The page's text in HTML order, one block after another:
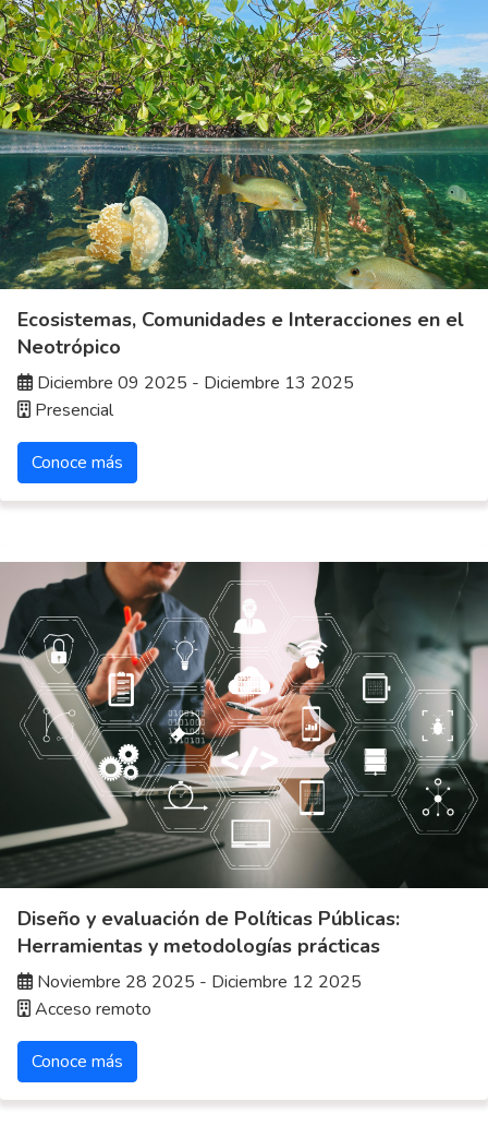
Ecosistemas, Comunidades e Interacciones en el
Neotrópico
Diciembre 09 2025 - Diciembre 13 2025
Presencial
Conoce más
Diseño y evaluación de Políticas Públicas:
Herramientas y metodologías prácticas
Noviembre 28 2025 - Diciembre 12 2025
Acceso remoto
Conoce más